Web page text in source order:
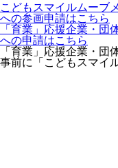
こどもスマイルムーブ
への参画申請はこちら
「育業」応援企業・団
への申請はこちら
「育業」応援企業・団
事前に「こどもスマイ